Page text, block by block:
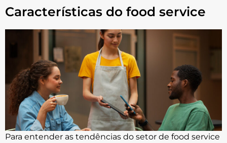
Características do food service
Para entender as tendências do setor de food service